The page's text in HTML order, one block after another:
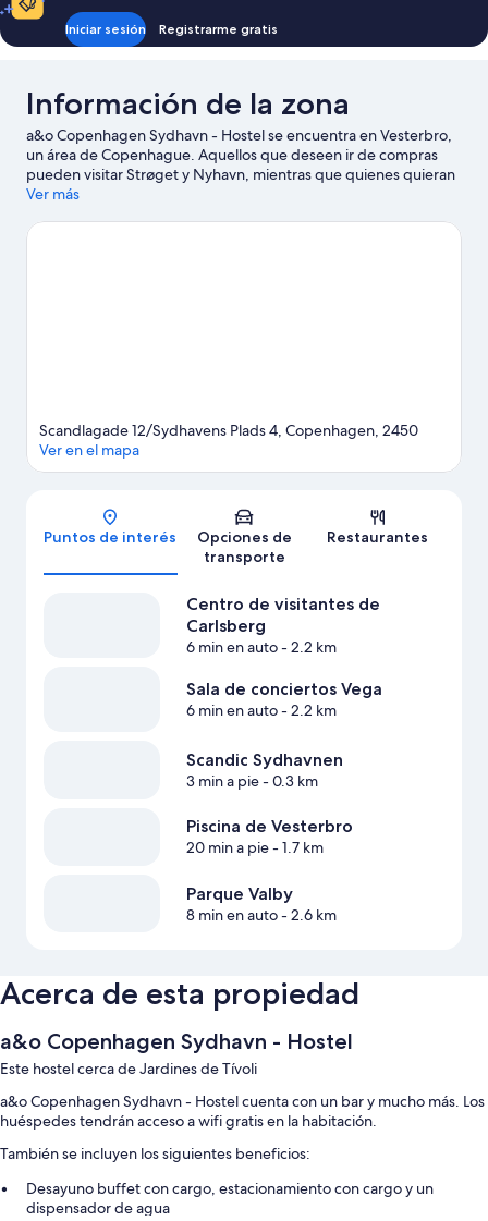
Iniciar sesión Registrarme gratis
Información de la zona
a&o Copenhagen Sydhavn - Hostel se encuentra en Vesterbro,
un área de Copenhague. Aquellos que deseen ir de compras
pueden visitar Strøget y Nyhavn, mientras que quienes quieran
conocer los puntos de interés más populares del área pueden ir
asistir a un evento o partido mientras estás en la ciudad? Échale
Ver más
Mapa
Scandlagade 12/Sydhavens Plads 4, Copenhagen, 2450
Ver en el mapa
Puntos de interés
Opciones de
transporte
Restaurantes
Centro de visitantes de
Carlsberg
6 min en auto- 2.2 km
Sala de conciertos Vega
6 min en auto- 2.2 km
Scandic Sydhavnen
3 min a pie- 0.3 km
Piscina de Vesterbro
20 min a pie- 1.7 km
Parque Valby
8 min en auto- 2.6 km
Acerca de esta propiedad
a&o Copenhagen Sydhavn - Hostel
Este hostel cerca de Jardines de Tívoli
a&o Copenhagen Sydhavn - Hostel cuenta con un bar y mucho más. Los
huéspedes tendrán acceso a wifi gratis en la habitación.
También se incluyen los siguientes beneficios:
Desayuno buffet con cargo, estacionamiento con cargo y un
dispensador de agua